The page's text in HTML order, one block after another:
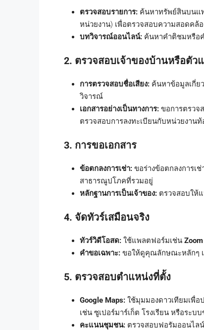
ตรวจสอบรายการ: ค้นหาทรัพย์สินบนแ
หน่วยงาน) เพื่อตรวจสอบความสอดคล้
บทวิจารณ์ออนไลน์: ค้นหาคำติชมหรือ
2. ตรวจสอบเจ้าของบ้านหรือตัว
การตรวจสอบชื่อเสียง: ค้นหาข้อมูลเกี่ย
วิจารณ์
เอกสารอย่างเป็นทางการ: ขอการตรวจ
ตรวจสอบการลงทะเบียนกับหน่วยงานท้
3. การขอเอกสาร
ข้อตกลงการเช่า: ขอร่างข้อตกลงการเช่
สาธารณูปโภคที่รวมอยู่
หลักฐานการเป็นเจ้าของ: ตรวจสอบให้
4. จัดทัวร์เสมือนจริง
ทัวร์วิดีโอสด: ใช้แพลตฟอร์มเช่น Zoom
คำขอเฉพาะ: ขอให้ดูคุณลักษณะหลักๆ เ
5. ตรวจสอบตำแหน่งที่ตั้ง
Google Maps: ใช้มุมมองดาวเทียมเพื่อ
เช่น ซูเปอร์มาร์เก็ต โรงเรียน หรือระบ
คะแนนชุมชน: ตรวจสอบฟอรัมออนไล